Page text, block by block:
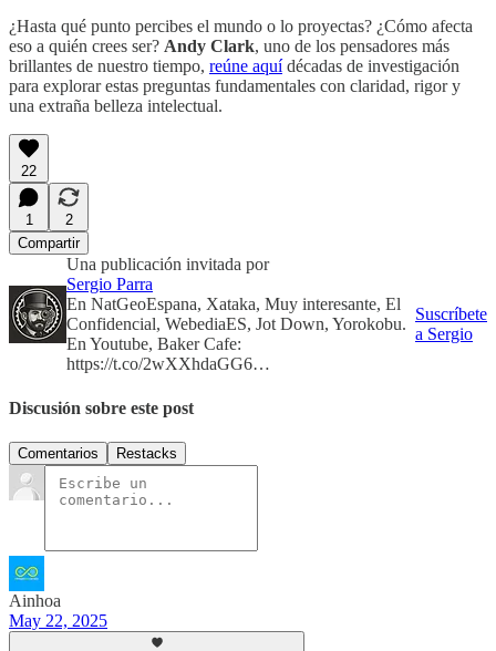
¿Hasta qué punto percibes el mundo o lo proyectas? ¿Cómo afecta
eso a quién crees ser? Andy Clark, uno de los pensadores más
brillantes de nuestro tiempo, reúne aquídécadas de investigación
para explorar estas preguntas fundamentales con claridad, rigor y
una extraña belleza intelectual.
22
1
2
Compartir
Una publicación invitada por
Sergio Parra
En NatGeoEspana, Xataka, Muy interesante, El
Confidencial, WebediaES, Jot Down, Yorokobu.
En Youtube, Baker Cafe:
https://t.co/2wXXhdaGG6…
Suscríbete
a Sergio
Discusión sobre este post
Comentarios Restacks
Ainhoa
May 22, 2025